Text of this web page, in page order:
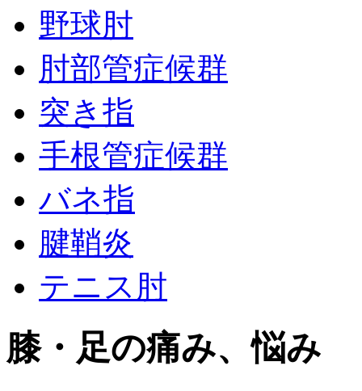
野球肘
肘部管症候群
突き指
手根管症候群
バネ指
腱鞘炎
テニス肘
膝・足の痛み、悩み